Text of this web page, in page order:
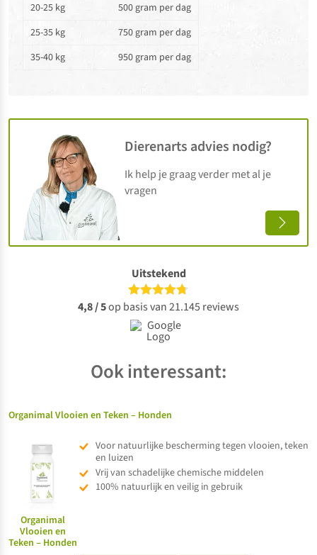
20-25 kg
500 gram per dag
25-35 kg
750 gram per dag
35-40 kg
950 gram per dag
Dierenarts advies nodig?
Ik help je graag verder met al je
vragen
Uitstekend
4,8 / 5op basis van 21.145 reviews
Ook interessant:
Organimal Vlooien en Teken – Honden
Organimal
Vlooien en
Teken – Honden
Voor natuurlijke bescherming tegen vlooien, teken
en luizen
Vrij van schadelijke chemische middelen
100% natuurlijk en veilig in gebruik